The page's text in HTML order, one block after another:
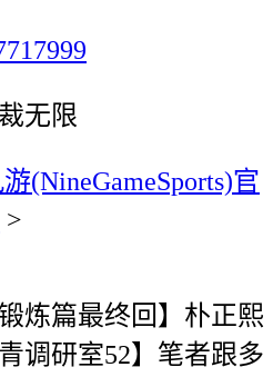
无限
(NineGameSports)官
>
篇最终回】朴正熙
调研室52】笔者跟多